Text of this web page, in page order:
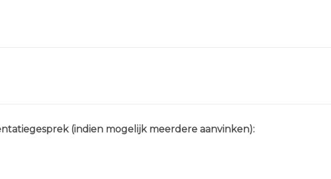
(indien mogelijk meerdere aanvinken):